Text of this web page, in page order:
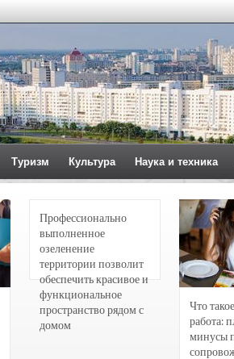
Туризм Культура Наука и техника
Профессионально
выполненное
озеленение
территории позволит
обеспечить красивое и
функциональное
пространство рядом с
домом
Что
работа:
минусы